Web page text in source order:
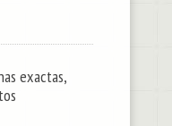
exactas,